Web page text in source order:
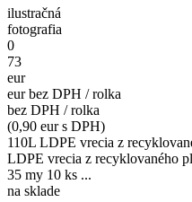
ilustračná
fotografia
0
73
eur
eur bez DPH / rolka
bez DPH / rolka
(0,90 eur s DPH)
110L LDPE vrecia z
LDPE vrecia z recyklovaného
35 my 10 ks ...
na sklade